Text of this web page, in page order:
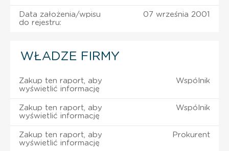
Data założenia/wpisu
do rejestru:
07 września 2001
WŁADZE FIRMY
Zakup ten raport, aby
wyświetlić informację
Wspólnik
Zakup ten raport, aby
wyświetlić informację
Wspólnik
Zakup ten raport, aby
wyświetlić informację
Prokurent